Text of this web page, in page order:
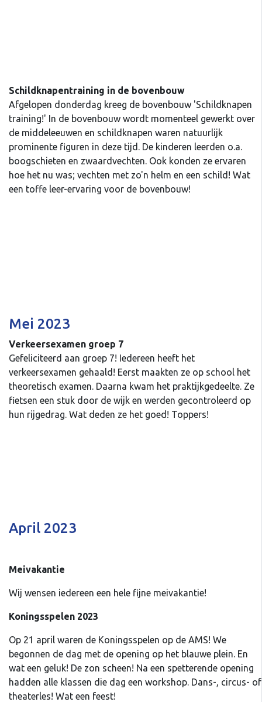
Schildknapentraining in de bovenbouw
Afgelopen donderdag kreeg de bovenbouw 'Schildknapen
training!' In de bovenbouw wordt momenteel gewerkt over
de middeleeuwen en schildknapen waren natuurlijk
prominente figuren in deze tijd. De kinderen leerden o.a.
boogschieten en zwaardvechten. Ook konden ze ervaren
hoe het nu was; vechten met zo'n helm en een schild! Wat
een toffe leer-ervaring voor de bovenbouw!
Mei 2023
Verkeersexamen groep 7
Gefeliciteerd aan groep 7! Iedereen heeft het
verkeersexamen gehaald! Eerst maakten ze op school het
theoretisch examen. Daarna kwam het praktijkgedeelte. Ze
fietsen een stuk door de wijk en werden gecontroleerd op
hun rijgedrag. Wat deden ze het goed! Toppers!
April 2023
Meivakantie
Wij wensen iedereen een hele fijne meivakantie!
Koningsspelen 2023
Op 21 april waren de Koningsspelen op de AMS! We
begonnen de dag met de opening op het blauwe plein. En
wat een geluk! De zon scheen! Na een spetterende opening
hadden alle klassen die dag een workshop. Dans-, circus- of
theaterles! Wat een feest!